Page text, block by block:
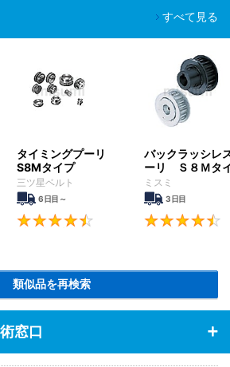
ます。
すべて見る
4.5
タイミングプーリ
S8Mタイプ
三ツ星ベルト
6日目～
4.6
バックラッシレ
ーリ Ｓ８Ｍタ
ミスミ
3日目
類似品を再検索
窓口